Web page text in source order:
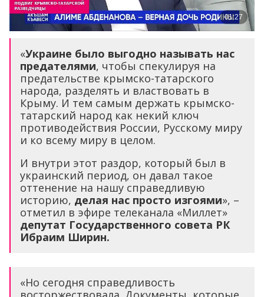
«Украине было выгодно называть нас
предателями, чтобы спекулируя на
предательстве крымско-татарского
народа, разделять и властвовать в
Крыму. И тем самым держать крымско-
татарский народ как некий ключ
противодействия России, Русскому миру
и ко всему миру в целом.
И внутри этот раздор, который был в
украинский период, он давал такое
оттенение на нашу справедливую
историю, делая нас просто изгоями», –
отметил в эфире телеканала «Миллет»
депутат Государственного совета РК
Ибраим Ширин.
«Но сегодня справедливость